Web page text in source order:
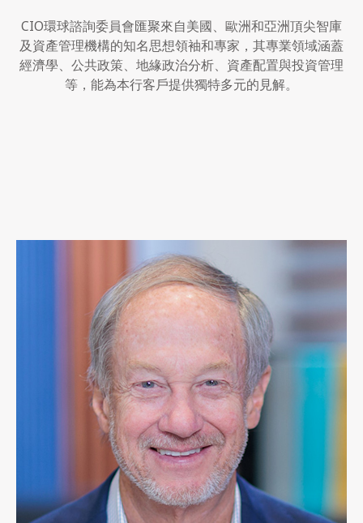
CIO環球諮詢委員會匯聚來自美國、歐洲和亞洲頂尖智庫
及資產管理機構的知名思想領袖和專家，其專業領域涵蓋
經濟學、公共政策、地緣政治分析、資產配置與投資管理
等，能為本行客戶提供獨特多元的見解。